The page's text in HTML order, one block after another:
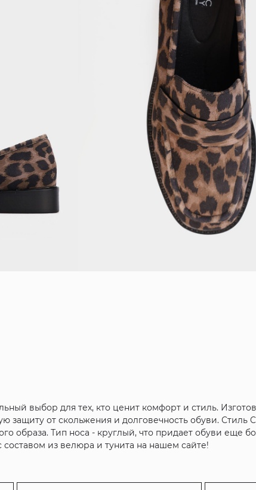
выбор для тех, кто ценит комфорт и стиль.
защиту от скольжения и долговечность обуви.
образа. Тип носа - круглый, что придает обуви еще
из велюра и тунита на нашем сайте!